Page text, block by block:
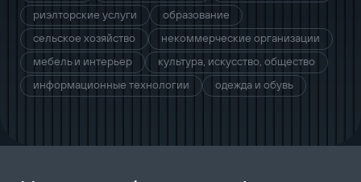
риэлторские услуги
образование
сельское хозяйство
некоммерческие организации
мебель и интерьер
культура, искусство, общество
информационные технологии
одежда и обувь